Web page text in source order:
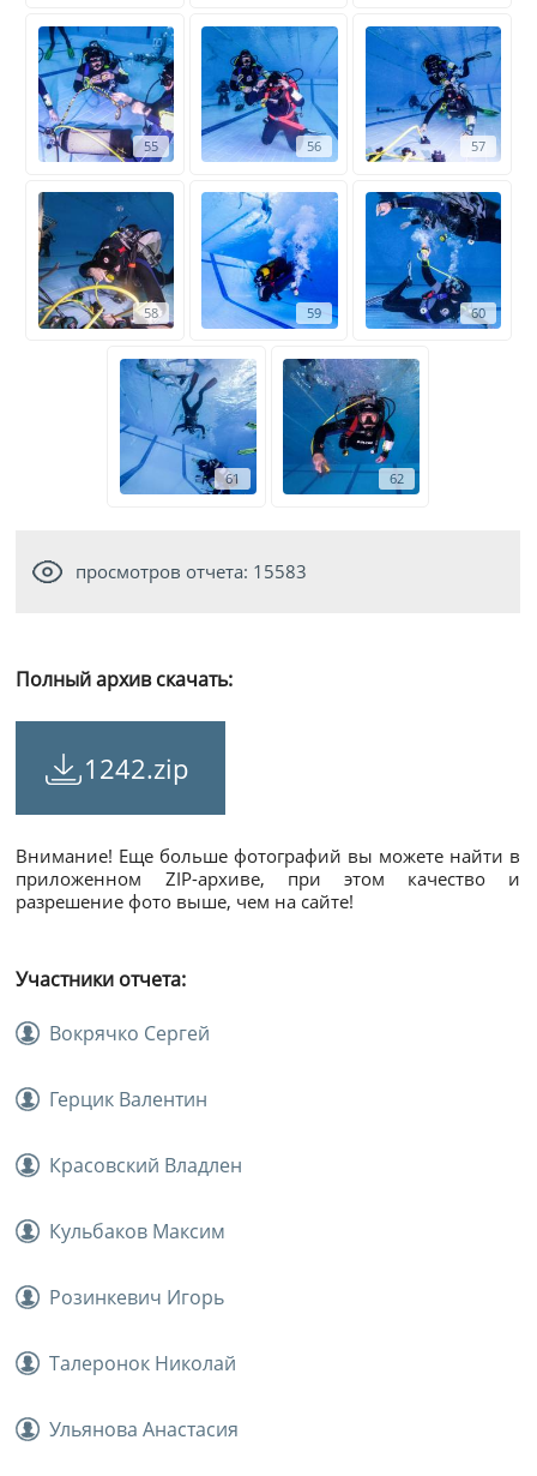
55 56 57
58 59 60
61 62
просмотров отчета: 15583
Полный архив скачать:
1242.zip
Внимание! Еще больше фотографий вы можете найти в
приложенном ZIP-архиве, при этом качество и
разрешение фото выше, чем на сайте!
Участники отчета:
Вокрячко Сергей
Герцик Валентин
Красовский Владлен
Кульбаков Максим
Розинкевич Игорь
Талеронок Николай
Ульянова Анастасия